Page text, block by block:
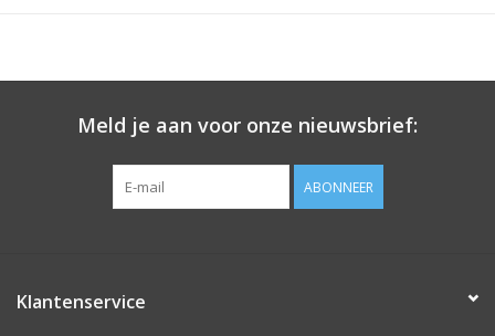
Meld je aan voor onze nieuwsbrief:
ABONNEER
Klantenservice